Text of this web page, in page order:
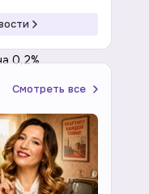
19:14 07.08.2026
0,2%
Смотреть все